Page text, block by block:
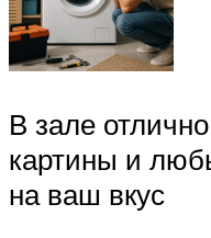
В зале
картины и
на ваш вкус